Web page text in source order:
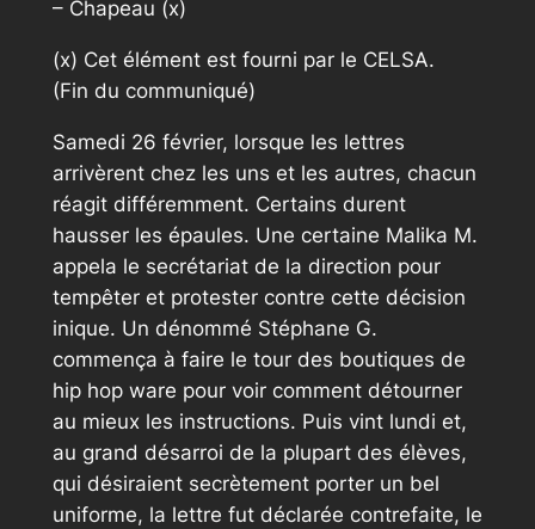
– Chapeau (x)
(x) Cet élément est fourni par le CELSA.
(Fin du communiqué)
Samedi 26 février, lorsque les lettres
arrivèrent chez les uns et les autres, chacun
réagit différemment. Certains durent
hausser les épaules. Une certaine Malika M.
appela le secrétariat de la direction pour
tempêter et protester contre cette décision
inique. Un dénommé Stéphane G.
commença à faire le tour des boutiques de
hip hop ware pour voir comment détourner
au mieux les instructions. Puis vint lundi et,
au grand désarroi de la plupart des élèves,
qui désiraient secrètement porter un bel
uniforme, la lettre fut déclarée contrefaite, le